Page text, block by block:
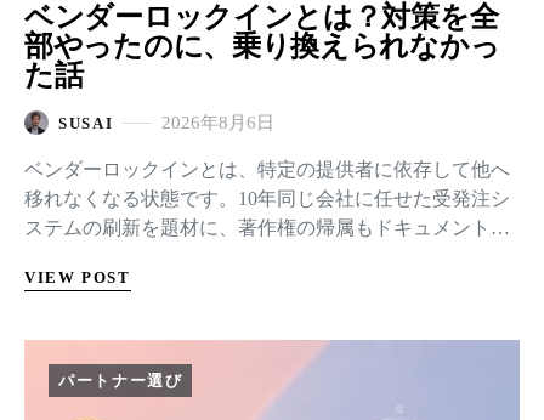
ベンダーロックインとは？対策を全
部やったのに、乗り換えられなかっ
た話
SUSAI 2026年8月6日
ベンダーロックインとは、特定の提供者に依存して他へ
移れなくなる状態です。10年同じ会社に任せた受発注シ
ステムの刷新を題材に、著作権の帰属もドキュメントの
見積もりを取るまでを順に追います。詰まりは2つ。コー
デルは差し替えられるのに良し悪しを判定できないこと
でした。原因を1つに特定して、契約に書く条項と年1回
の演習に整理し直した結果を、そのまま使える3枚の表で
VIEW POST
パートナー選び